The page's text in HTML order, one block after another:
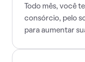
Todo mês, você
consórcio, pelo
para aumentar